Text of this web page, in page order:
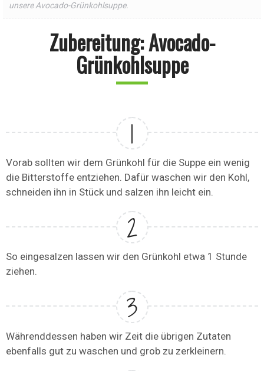
unsere Avocado-Grünkohlsuppe.
Zubereitung: Avocado-
Grünkohlsuppe
Vorab sollten wir dem Grünkohl für die Suppe ein wenig
die Bitterstoffe entziehen. Dafür waschen wir den Kohl,
schneiden ihn in Stück und salzen ihn leicht ein.
So eingesalzen lassen wir den Grünkohl etwa 1 Stunde
ziehen.
Währenddessen haben wir Zeit die übrigen Zutaten
ebenfalls gut zu waschen und grob zu zerkleinern.